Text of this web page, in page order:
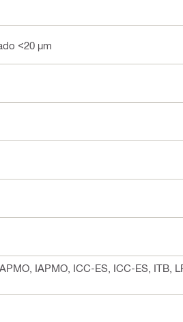
<20 µm
IAPMO, ICC-ES, ICC-ES, ITB,